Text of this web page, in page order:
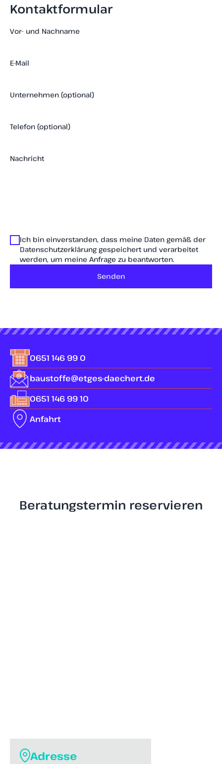
Kontaktformular
Vor- und Nachname
E-Mail
Unternehmen (optional)
Telefon (optional)
Nachricht
Ich bin einverstanden, dass meine Daten gemäß der
Datenschutzerklärung gespeichert und verarbeitet
werden, um meine Anfrage zu beantworten.
Senden
0651 146 99 0
baustoffe@etges-daechert.de
0651 146 99 10
Anfahrt
Beratungstermin reservieren
Adresse